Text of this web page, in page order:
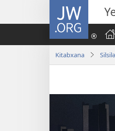
JW.ORG
Kitabxana